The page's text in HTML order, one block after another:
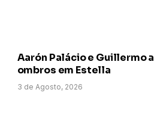
Aarón Palácio e Guillermo a
ombros em Estella
3 de Agosto, 2026